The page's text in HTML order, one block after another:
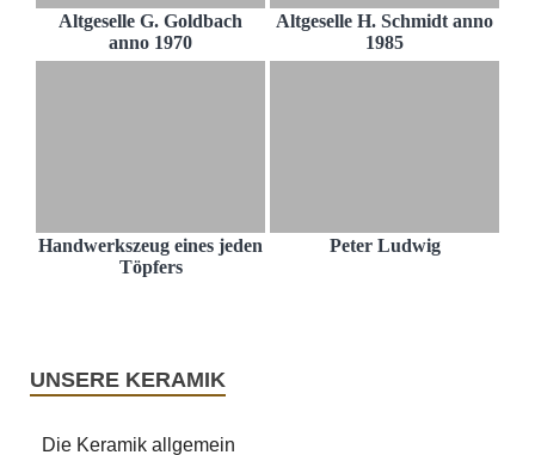
Altgeselle G. Goldbach
anno 1970
Altgeselle H. Schmidt anno
1985
Handwerkszeug eines jeden
Töpfers
Peter Ludwig
UNSERE KERAMIK
Die Keramik allgemein